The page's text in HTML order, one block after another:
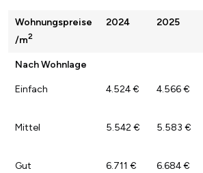
Wohnungspreise
/m2
2024 2025
Nach Wohnlage
Einfach 4.524 € 4.566 €
Mittel 5.542 € 5.583 €
Gut 6.711 € 6.684 €